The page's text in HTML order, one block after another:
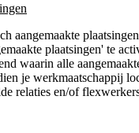
aangemaakte
plaatsingen' te
waarin alle
je werkmaatschappij
relaties en/of